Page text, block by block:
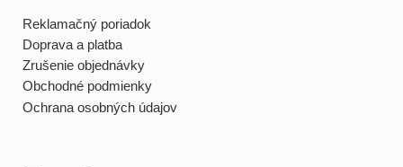
Reklamačný poriadok
Doprava a platba
Zrušenie objednávky
Obchodné podmienky
Ochrana osobných údajov